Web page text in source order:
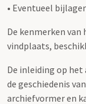
• Eventueel
De kenmerken van
vindplaats,
De inleiding op
de geschiedenis
archiefvormer en